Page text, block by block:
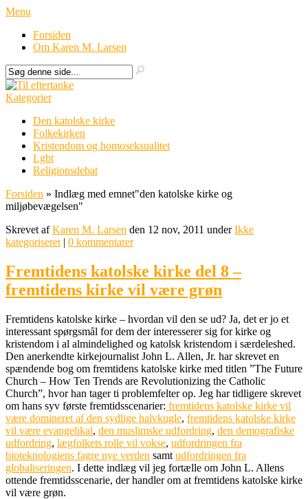
Menu
Forsiden
Om Karen M. Larsen
Kategorier
Den katolske kirke
Folkekirken
Kristendom og homoseksualitet
Lgbt
Religionsdebat
Forsiden » Indlæg med emnet"den katolske kirke og
miljøbevægelsen"
Skrevet afKaren M. Larsen den 12 nov, 2011 underIkke
kategoriseret | 0 kommentarer
Fremtidens katolske kirke del 8 –
fremtidens kirke vil være grøn
Fremtidens katolske kirke – hvordan vil den se ud? Ja, det er jo et
interessant spørgsmål for dem der interesserer sig for kirke og
kristendom i al almindelighed og katolsk kristendom i særdeleshed.
Den anerkendte kirkejournalist John L. Allen, Jr. har skrevet en
spændende bog om fremtidens katolske kirke med titlen ”The Future
Church – How Ten Trends are Revolutionizing the Catholic
Church”, hvor han tager ti problemfelter op. Jeg har tidligere skrevet
om hans syv første fremtidsscenarier: fremtidens katolske kirke vil
være domineret af den sydlige halvkugle, fremtidens katolske kirke
vil være evangelikal, den muslimske udfordring, den demografiske
udfordring, lægfolkets rolle vil vokse, udfordringen fra
bioteknologiens fagre nye verden samt udfordringen fra
globaliseringen. I dette indlæg vil jeg fortælle om John L. Allens
ottende fremtidsscenarie, der handler om at fremtidens katolske kirke
vil være grøn.